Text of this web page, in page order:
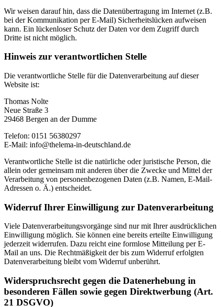
Wir weisen darauf hin, dass die Datenübertragung im Internet (z.B.
bei der Kommunikation per E-Mail) Sicherheitslücken aufweisen
kann. Ein lückenloser Schutz der Daten vor dem Zugriff durch
Dritte ist nicht möglich.
Hinweis zur verantwortlichen Stelle
Die verantwortliche Stelle für die Datenverarbeitung auf dieser
Website ist:
Thomas Nolte
Neue Straße 3
29468 Bergen an der Dumme
Telefon: 0151 56380297
E-Mail: info@thelema-in-deutschland.de
Verantwortliche Stelle ist die natürliche oder juristische Person, die
allein oder gemeinsam mit anderen über die Zwecke und Mittel der
Verarbeitung von personenbezogenen Daten (z.B. Namen, E-Mail-
Adressen o. Ä.) entscheidet.
Widerruf Ihrer Einwilligung zur Datenverarbeitung
Viele Datenverarbeitungsvorgänge sind nur mit Ihrer ausdrücklichen
Einwilligung möglich. Sie können eine bereits erteilte Einwilligung
jederzeit widerrufen. Dazu reicht eine formlose Mitteilung per E-
Mail an uns. Die Rechtmäßigkeit der bis zum Widerruf erfolgten
Datenverarbeitung bleibt vom Widerruf unberührt.
Widerspruchsrecht gegen die Datenerhebung in
besonderen Fällen sowie gegen Direktwerbung (Art.
21 DSGVO)